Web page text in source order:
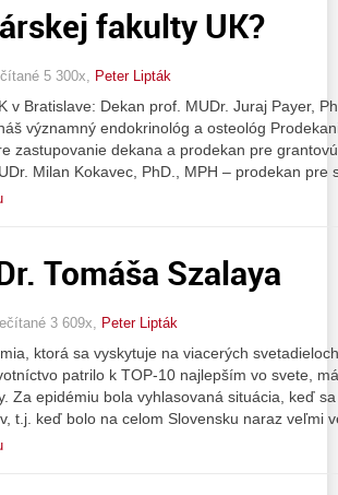
fakulty UK?
5 300x, Peter Lipták
v Bratislave: Dekan prof. MUDr. Juraj Payer,
významný endokrinológ a osteológ
zastupovanie dekana a prodekan pre
Milan Kokavec, PhD., MPH – prodekan
Tomáša Szalaya
3 609x, Peter Lipták
ktorá sa vyskytuje na viacerých
patrilo k TOP-10 najlepším vo svete,
Za epidémiu bola vyhlasovaná situácia, keď
t.j. keď bolo na celom Slovensku naraz veľmi